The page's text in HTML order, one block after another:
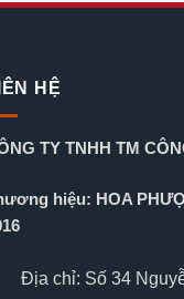
HỆ
TY TNHH TM
hiệu: HOA
Địa chỉ: Số 34